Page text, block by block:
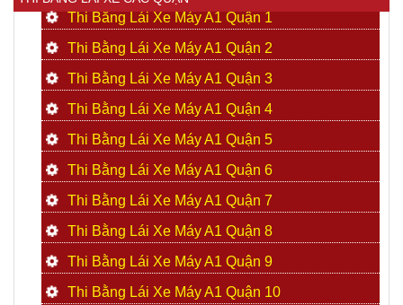
Thi Bằng Lái Xe Máy A1 Quận 1
Thi Bằng Lái Xe Máy A1 Quận 2
Thi Bằng Lái Xe Máy A1 Quận 3
Thi Bằng Lái Xe Máy A1 Quận 4
Thi Bằng Lái Xe Máy A1 Quận 5
Thi Bằng Lái Xe Máy A1 Quận 6
Thi Bằng Lái Xe Máy A1 Quận 7
Thi Bằng Lái Xe Máy A1 Quận 8
Thi Bằng Lái Xe Máy A1 Quận 9
Thi Bằng Lái Xe Máy A1 Quận 10